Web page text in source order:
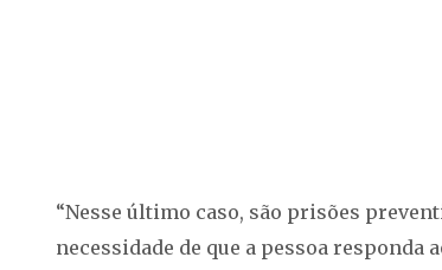
“Nesse último caso, são prisões
necessidade de que a pessoa